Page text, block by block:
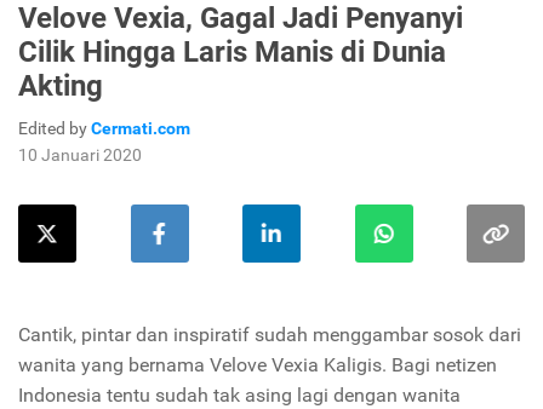
Velove Vexia, Gagal Jadi Penyanyi
Cilik Hingga Laris Manis di Dunia
Akting
Edited byCermati.com
10 Januari 2020
Cantik, pintar dan inspiratif sudah menggambar sosok dari
wanita yang bernama Velove Vexia Kaligis. Bagi netizen
Indonesia tentu sudah tak asing lagi dengan wanita